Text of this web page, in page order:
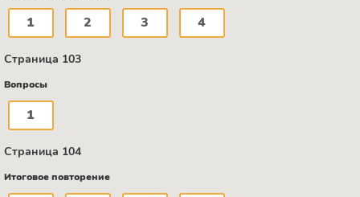
1 2 3 4
Страница 103
Вопросы
1
Страница 104
Итоговое повторение